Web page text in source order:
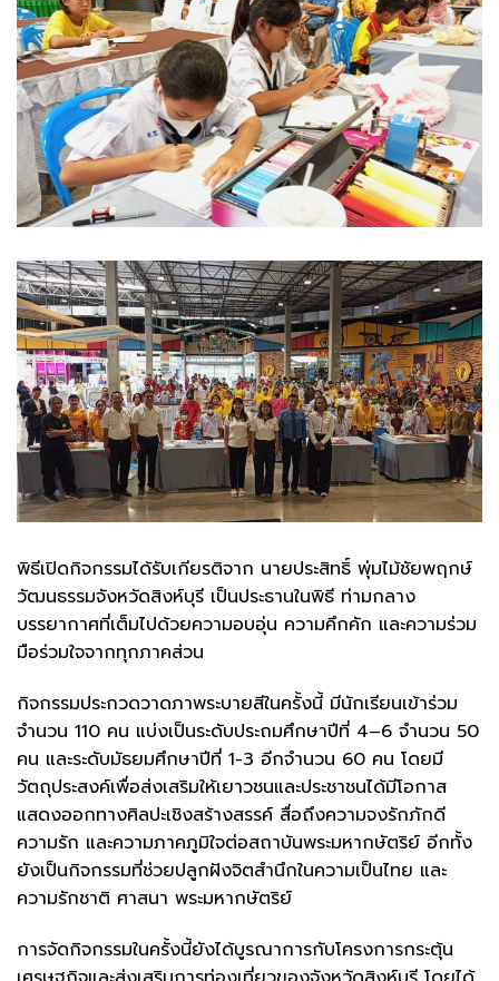
พิธีเปิดกิจกรรมได้รับเกียรติจาก นายประสิทธิ์ พุ่มไม้ชัยพฤกษ์
วัฒนธรรมจังหวัดสิงห์บุรี เป็นประธานในพิธี ท่ามกลาง
บรรยากาศที่เต็มไปด้วยความอบอุ่น ความคึกคัก และความร่วม
มือร่วมใจจากทุกภาคส่วน
กิจกรรมประกวดวาดภาพระบายสีในครั้งนี้ มีนักเรียนเข้าร่วม
จำนวน 110 คน แบ่งเป็นระดับประถมศึกษาปีที่ 4–6 จำนวน 50
คน และระดับมัธยมศึกษาปีที่ 1-3 อีกจำนวน 60 คน โดยมี
วัตถุประสงค์เพื่อส่งเสริมให้เยาวชนและประชาชนได้มีโอกาส
แสดงออกทางศิลปะเชิงสร้างสรรค์ สื่อถึงความจงรักภักดี
ความรัก และความภาคภูมิใจต่อสถาบันพระมหากษัตริย์ อีกทั้ง
ยังเป็นกิจกรรมที่ช่วยปลูกฝังจิตสำนึกในความเป็นไทย และ
ความรักชาติ ศาสนา พระมหากษัตริย์
การจัดกิจกรรมในครั้งนี้ยังได้บูรณาการกับโครงการกระตุ้น